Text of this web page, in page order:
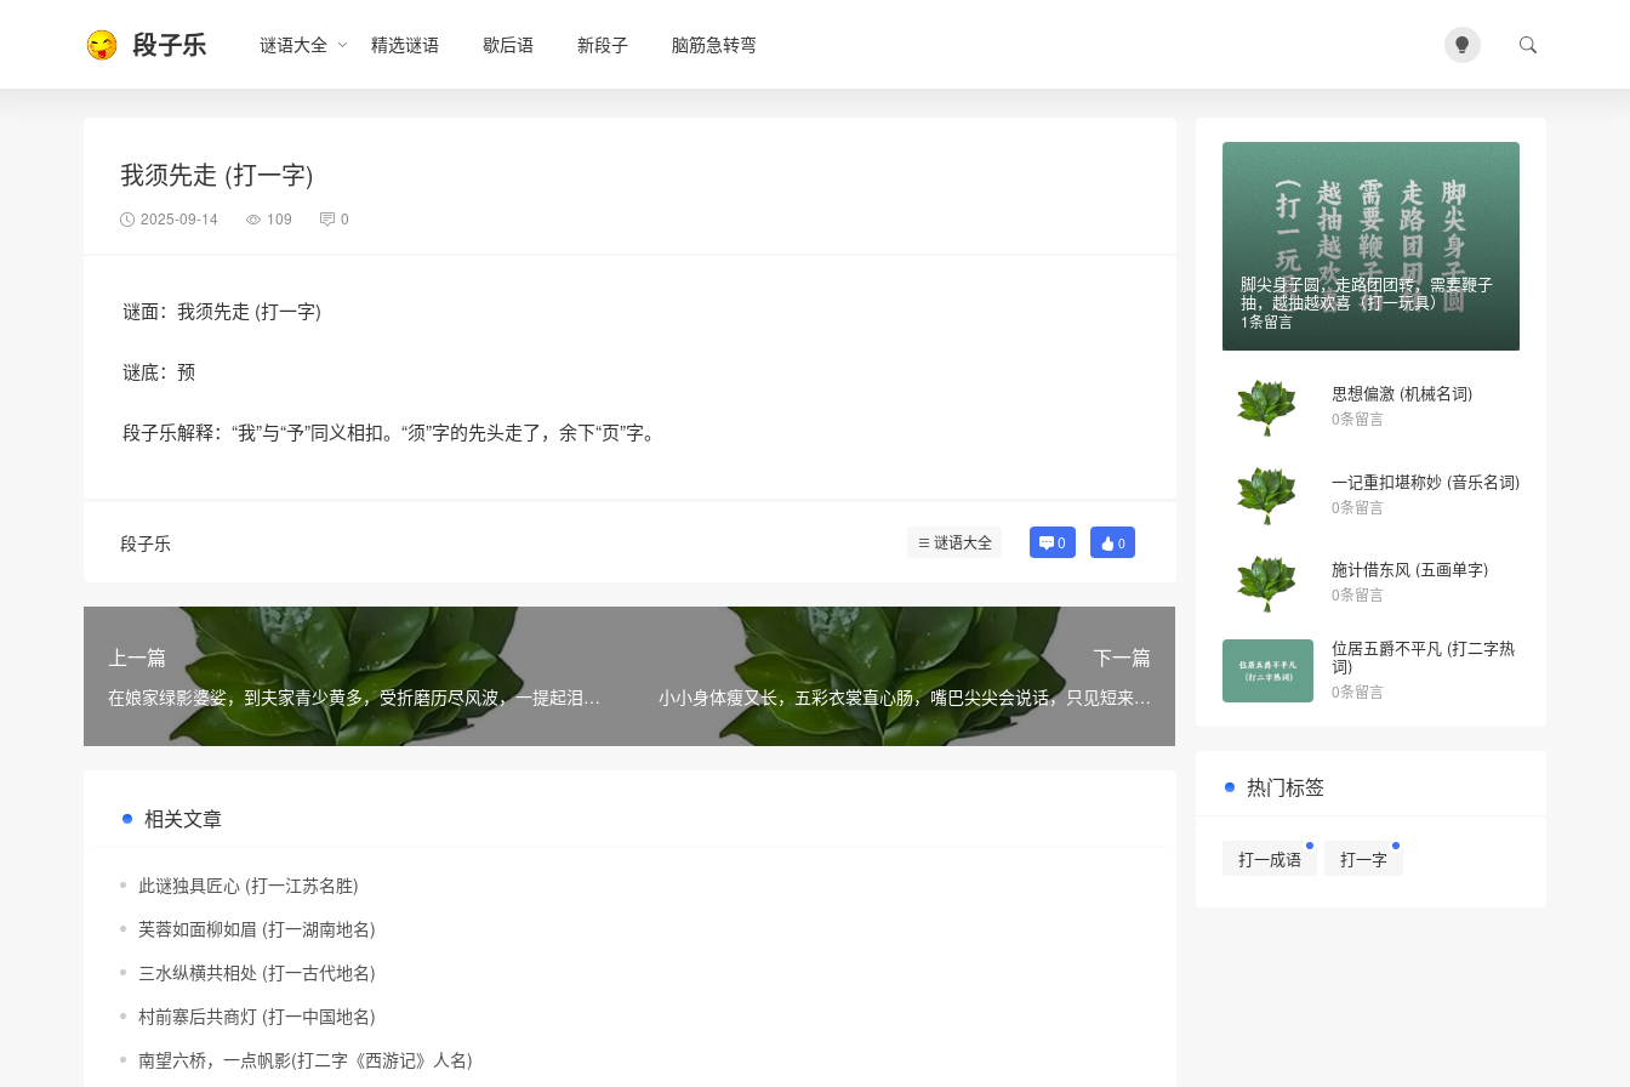
段子乐 谜语大全 精选谜语 歇后语 新段子 脑筋急转弯
我须先走 (打一字)
2025-09-14 109 0
谜面：我须先走 (打一字)
谜底：预
段子乐解释：“我”与“予”同义相扣。“须”字的先头走了，余下“页”字。
段子乐 谜语大全 0 0
上一篇
在娘家绿影婆娑，到夫家青少黄多，受折磨历尽风波，一提起泪洒
江河(打一物)
下一篇
小小身体瘦又长，五彩衣裳直心肠，嘴巴尖尖会说话，只见短来不
相关文章
此谜独具匠心 (打一江苏名胜)
芙蓉如面柳如眉 (打一湖南地名)
三水纵横共相处 (打一古代地名)
村前寨后共商灯 (打一中国地名)
南望六桥，一点帆影(打二字《西游记》人名)
脚尖身子圆，走路团团转，需要鞭子
抽，越抽越欢喜（打一玩具）
1条留言
思想偏激 (机械名词)
0条留言
一记重扣堪称妙 (音乐名词)
0条留言
施计借东风 (五画单字)
0条留言
位居五爵不平凡 (打二字热
词)
0条留言
热门标签
打一成语 打一字